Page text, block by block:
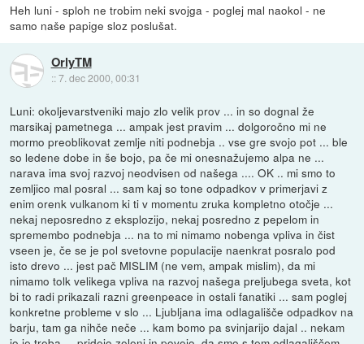
Heh luni - sploh ne trobim neki svojga - poglej mal naokol - ne
samo naše papige sloz poslušat.
OrlyTM
::7. dec 2000, 00:31
Luni: okoljevarstveniki majo zlo velik prov ... in so dognal že
marsikaj pametnega ... ampak jest pravim ... dolgoročno mi ne
mormo preoblikovat zemlje niti podnebja .. vse gre svojo pot ... ble
so ledene dobe in še bojo, pa če mi onesnažujemo alpa ne ...
narava ima svoj razvoj neodvisen od našega .... OK .. mi smo to
zemljico mal posral ... sam kaj so tone odpadkov v primerjavi z
enim orenk vulkanom ki ti v momentu zruka kompletno otočje ...
nekaj neposredno z eksplozijo, nekaj posredno z pepelom in
spremembo podnebja ... na to mi nimamo nobenga vpliva in čist
vseen je, če se je pol svetovne populacije naenkrat posralo pod
isto drevo ... jest pač MISLIM (ne vem, ampak mislim), da mi
nimamo tolk velikega vpliva na razvoj našega preljubega sveta, kot
bi to radi prikazali razni greenpeace in ostali fanatiki ... sam poglej
konkretne probleme v slo ... Ljubljana ima odlagališče odpadkov na
barju, tam ga nihče neče ... kam bomo pa svinjarijo dajal .. nekam